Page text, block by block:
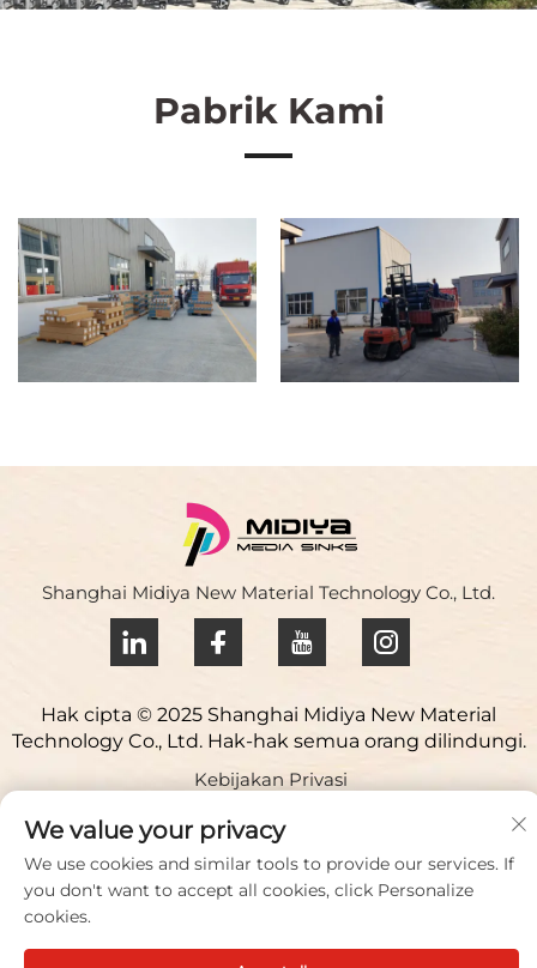
Pabrik Kami
Shanghai Midiya New Material Technology Co., Ltd.
Hak cipta © 2025 Shanghai Midiya New Material
Technology Co., Ltd. Hak-hak semua orang dilindungi.
Kebijakan Privasi
Address: Taman Sains Yuqiao, 98 Lianfu Road, Kota
Jiuting, Distrik Songjiang, Shanghai, Tiongkok
We value your privacy
We use cookies and similar tools to provide our services. If
you don't want to accept all cookies, click Personalize
cookies.